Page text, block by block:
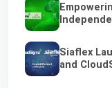
Siaflex
and